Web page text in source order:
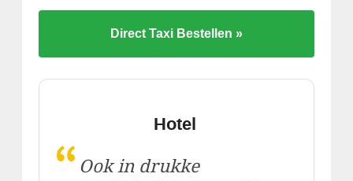
Direct Taxi Bestellen »
Hotel
“ Ook in drukke